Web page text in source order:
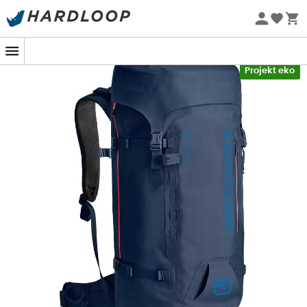
Letnie promocje 🔥 -5% DODATKOWO przy zakupie 2
Projekt eko
Plecak górski Peak 38 S Dry
zaprojektowany przez
to niezawodny i wytrzymały plecak, stworzony
do wymagających
wspinaczek
, niezależnie od pogody.
Całkowicie wodoodporny, ten plecak pozwala utrzymać
twoje rzeczy w suchości, nawet gdy pogoda się
pogarsza! Ponadto, dzięki pojemności 38 litrów, plecak